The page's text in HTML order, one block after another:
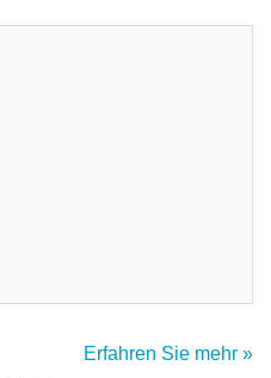
Erfahren Sie mehr »